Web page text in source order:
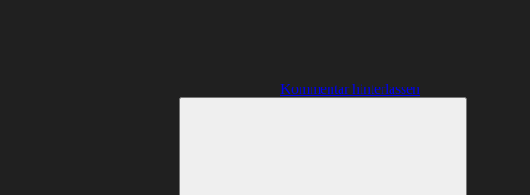
Kommentar hinterlassen